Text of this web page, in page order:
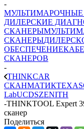
-
ДИЛЕРСКИЕ
СКАНЕРЫ
СКАНЕРЫ
ОБЕСПЕЧЕНИЕ
СКАНЕРОВ
-
THINKCAR
СКАНМАТИКTEXA
LabUCDSZENITH
-THINKTOOL Expert
сканер
Поделиться